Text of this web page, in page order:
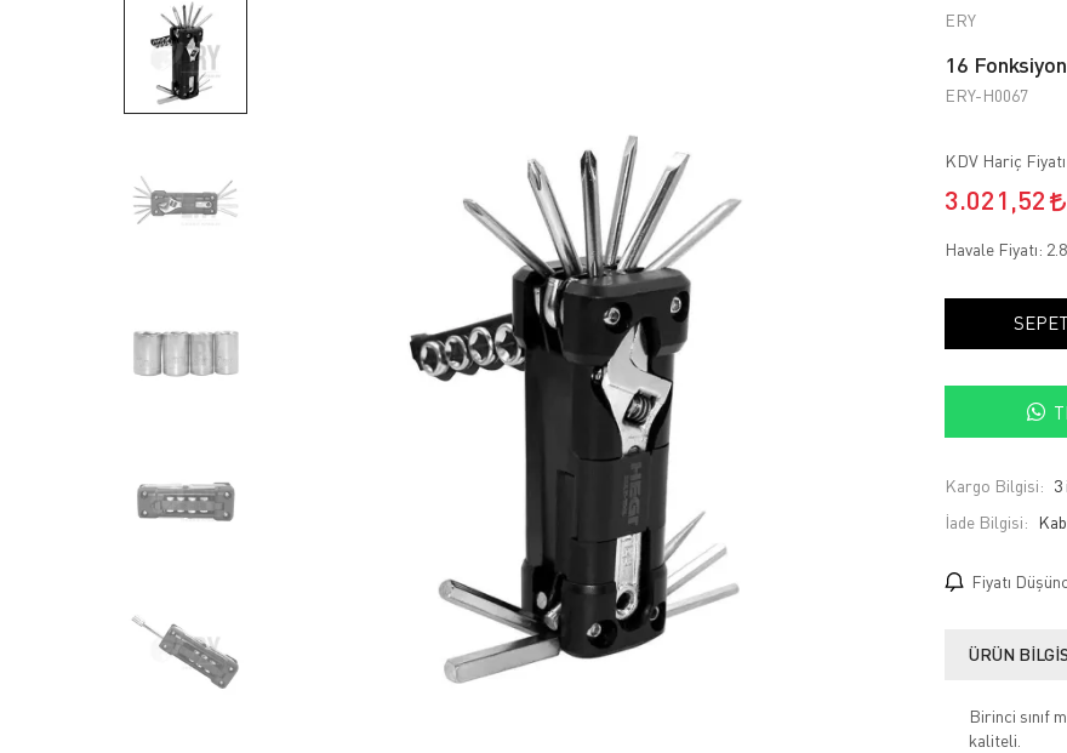
ERY
16
ERY-H0067
KDV Hariç Fiyatı
3.021,52
Havale Fiyatı:
Kargo Bilgisi: 3
İade Bilgisi:
Fiyatı
ÜRÜN
Birinci sınıf
kaliteli.